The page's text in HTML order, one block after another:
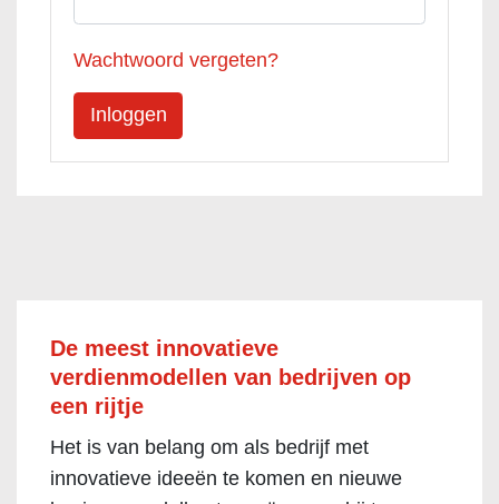
Wachtwoord vergeten?
De meest innovatieve
verdienmodellen van bedrijven op
een rijtje
Het is van belang om als bedrijf met
innovatieve ideeën te komen en nieuwe